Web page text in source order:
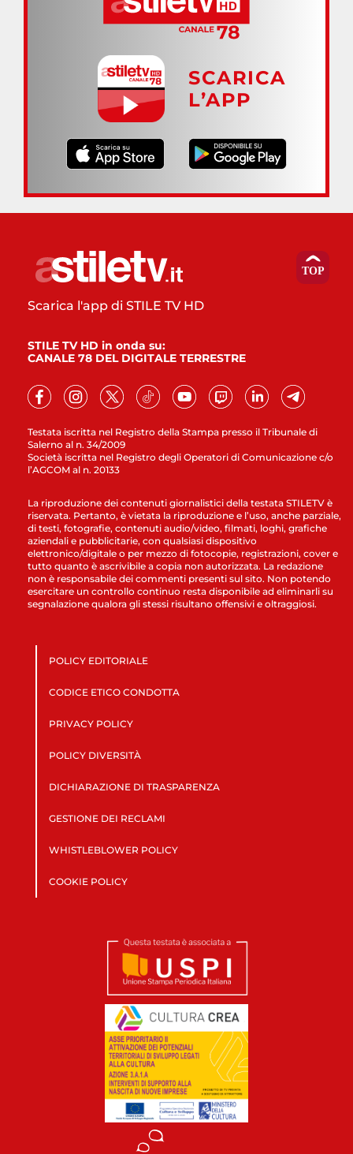
SCARICA
L’APP
Testata iscritta nel Registro della Stampa presso il Tribunale di
Salerno al n. 34/2009
Società iscritta nel Registro degli Operatori di Comunicazione c/o
l’AGCOM al n. 20133
Scarica l'app di STILE TV HD
STILE TV HD in onda su:
CANALE 78 DEL DIGITALE TERRESTRE
La riproduzione dei contenuti giornalistici della testata STILETV è
riservata. Pertanto, è vietata la riproduzione e l’uso, anche parziale,
di testi, fotografie, contenuti audio/video, filmati, loghi, grafiche
aziendali e pubblicitarie, con qualsiasi dispositivo
elettronico/digitale o per mezzo di fotocopie, registrazioni, cover e
tutto quanto è ascrivibile a copia non autorizzata. La redazione
non è responsabile dei commenti presenti sul sito. Non potendo
esercitare un controllo continuo resta disponibile ad eliminarli su
segnalazione qualora gli stessi risultano offensivi e oltraggiosi.
POLICY EDITORIALE
CODICE ETICO CONDOTTA
PRIVACY POLICY
POLICY DIVERSITÀ
DICHIARAZIONE DI TRASPARENZA
GESTIONE DEI RECLAMI
WHISTLEBLOWER POLICY
COOKIE POLICY